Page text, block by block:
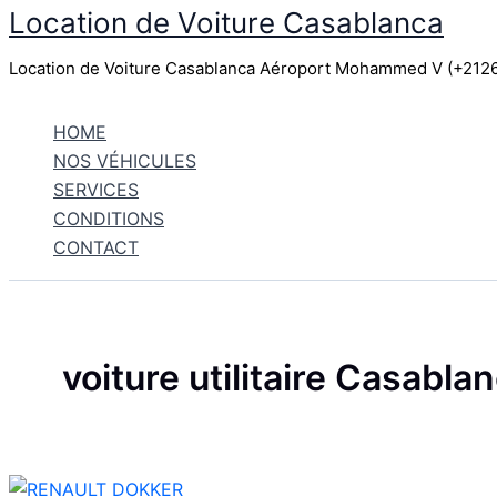
Aller
contenu
Location de Voiture Casablanca
Location de Voiture Casablanca Aéroport Mohammed V
HOME
NOS VÉHICULES
SERVICES
CONDITIONS
CONTACT
voiture utilitaire